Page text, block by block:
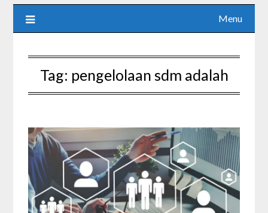
Menu
Tag: pengelolaan sdm adalah